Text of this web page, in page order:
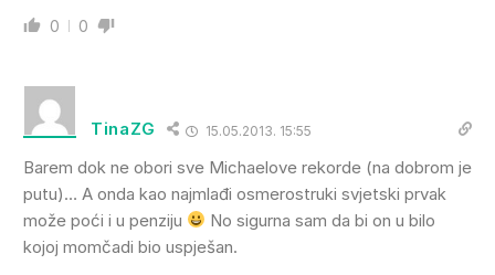
0 0
TinaZG 15.05.2013. 15:55
Barem dok ne obori sve Michaelove rekorde (na dobrom je
putu)… A onda kao najmlađi osmerostruki svjetski prvak
može poći i u penziju
No sigurna sam da bi on u bilo
kojoj momčadi bio uspješan.